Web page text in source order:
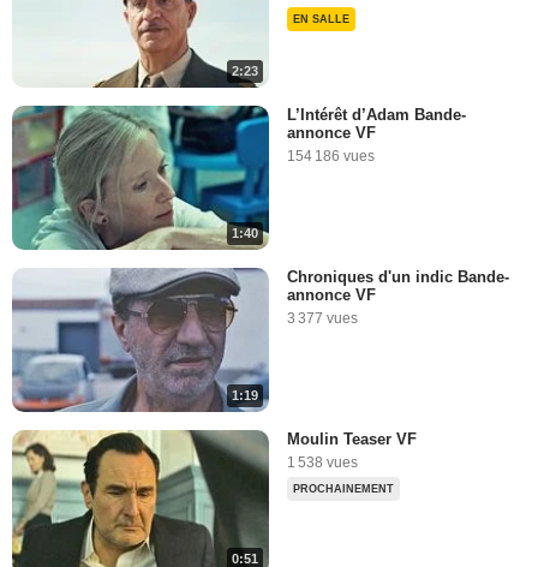
2:23
EN SALLE
1:40
L’Intérêt d’Adam Bande-
annonce VF
154 186 vues
1:19
Chroniques d'un indic Bande-
annonce VF
3 377 vues
0:51
Moulin Teaser VF
1 538 vues
PROCHAINEMENT